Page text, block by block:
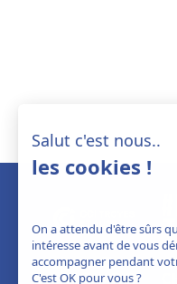
Salut c'est nous..
les cookies !
On a attendu d'être sûrs
intéresse avant de vous
accompagner pendant
C'est OK pour vous ?